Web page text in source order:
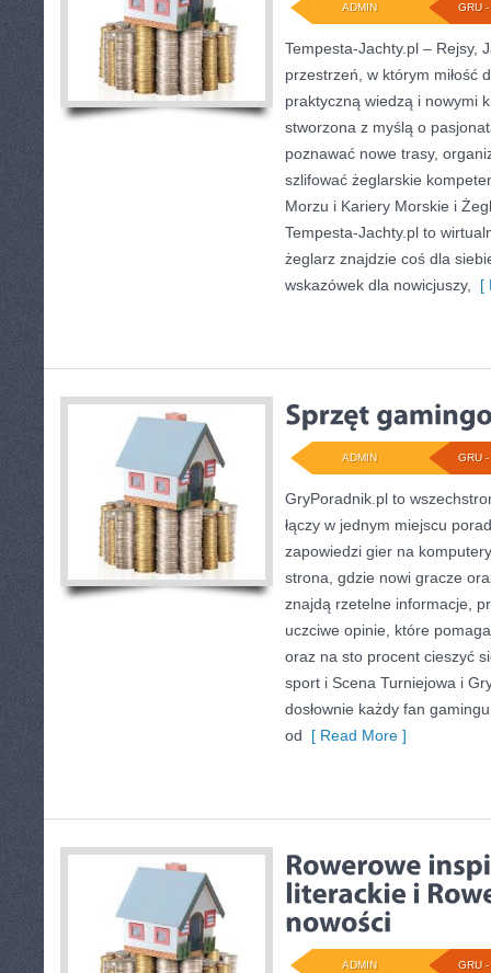
GRU
ADMIN
Tempesta-Jachty.pl – Rejsy,
przestrzeń, w którym miłość
praktyczną wiedzą i nowymi
stworzona z myślą o
poznawać nowe trasy,
szlifować żeglarskie
Morzu i Kariery Morskie i
Tempesta-Jachty.pl to
żeglarz znajdzie coś dla
wskazówek dla nowicjuszy,
[
GRU
ADMIN
GryPoradnik.pl to
łączy w jednym miejscu
zapowiedzi gier na
strona, gdzie nowi gracze
znajdą rzetelne informacje,
uczciwe opinie, które
oraz na sto procent cieszyć
sport i Scena Turniejowa i
dosłownie każdy fan
od [ Read More ]
GRU
ADMIN